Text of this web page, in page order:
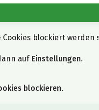
blockiert werden
auf Einstellungen.
blockieren.